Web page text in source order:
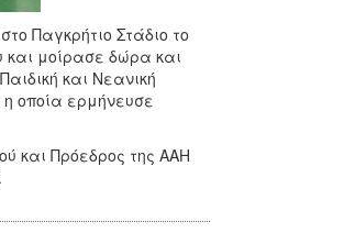
Παγκρήτιο Στάδιο το
και μοίρασε δώρα και
και Νεανική
η οποία ερμήνευσε
και Πρόεδρος της ΑΑΗ